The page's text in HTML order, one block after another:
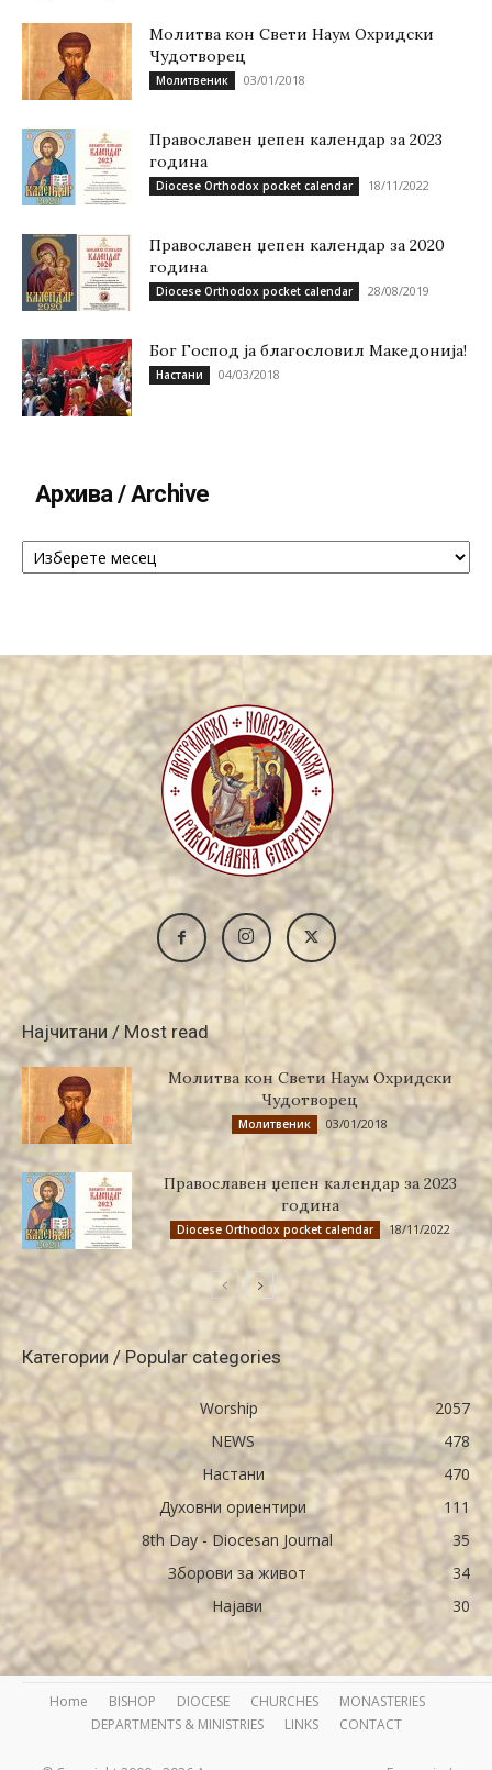
Молитва кон Свети Наум Охридски
Чудотворец
Молитвеник 03/01/2018
Православен џепен календар за 2023
година
Diocese Orthodox pocket calendar 18/11/2022
Православен џепен календар за 2020
година
Diocese Orthodox pocket calendar 28/08/2019
Бог Господ ја благословил Македонија!
Настани 04/03/2018
Архива / Archive
Архива
Најчитани / Most read
Молитва кон Свети Наум Охридски
Чудотворец
Молитвеник 03/01/2018
Православен џепен календар за 2023
година
Diocese Orthodox pocket calendar 18/11/2022
Категории / Popular categories
Worship
2057
NEWS
478
Настани
470
Духовни ориентири
111
8th Day - Diocesan Journal
35
Зборови за живот
34
Најави
30
Home BISHOP DIOCESE CHURCHES
MONASTERIES
DEPARTMENTS & MINISTRIES
LINKS CONTACT